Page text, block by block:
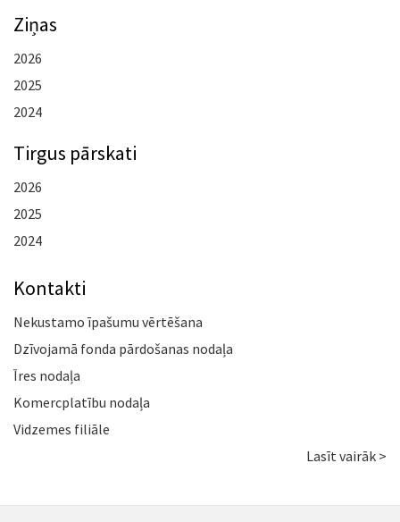
Ziņas
2026
2025
2024
Tirgus pārskati
2026
2025
2024
Kontakti
Nekustamo īpašumu vērtēšana
Dzīvojamā fonda pārdošanas nodaļa
Īres nodaļa
Komercplatību nodaļa
Vidzemes filiāle
Lasīt vairāk >